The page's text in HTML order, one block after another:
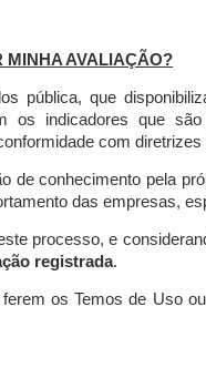
MINHA AVALIAÇÃO?
pública, que
os indicadores que
com
de conhecimento pela
das empresas,
processo, e
registrada.
os Temos de Uso